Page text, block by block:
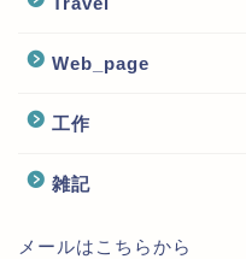
Web_page
工作
雑記
メールはこちらから